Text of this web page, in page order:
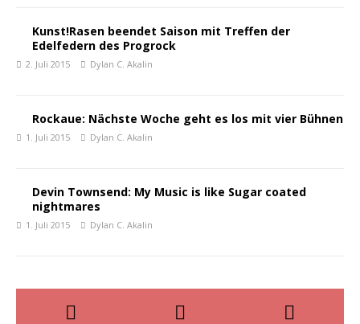
Kunst!Rasen beendet Saison mit Treffen der
Edelfedern des Progrock
2. Juli 2015 Dylan C. Akalin
Rockaue: Nächste Woche geht es los mit vier Bühnen
1. Juli 2015 Dylan C. Akalin
Devin Townsend: My Music is like Sugar coated
nightmares
1. Juli 2015 Dylan C. Akalin